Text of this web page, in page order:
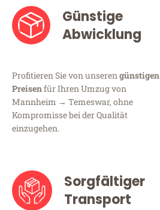
Günstige
Abwicklung
Profitieren Sie von unserengünstigen
Preisenfür Ihren Umzug von
Mannheim → Temeswar, ohne
Kompromisse bei der Qualität
einzugehen.
Sorgfältiger
Transport